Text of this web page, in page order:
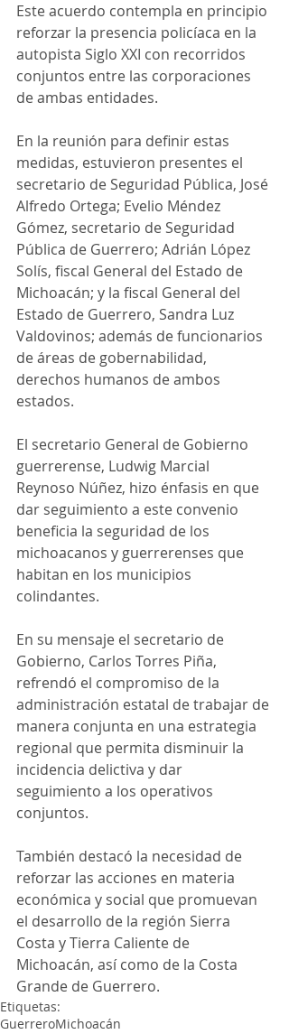
Este acuerdo contempla en principio
reforzar la presencia policíaca en la
autopista Siglo XXI con recorridos
conjuntos entre las corporaciones
de ambas entidades.
En la reunión para definir estas
medidas, estuvieron presentes el
secretario de Seguridad Pública, José
Alfredo Ortega; Evelio Méndez
Gómez, secretario de Seguridad
Pública de Guerrero; Adrián López
Solís, fiscal General del Estado de
Michoacán; y la fiscal General del
Estado de Guerrero, Sandra Luz
Valdovinos; además de funcionarios
de áreas de gobernabilidad,
derechos humanos de ambos
estados.
El secretario General de Gobierno
guerrerense, Ludwig Marcial
Reynoso Núñez, hizo énfasis en que
dar seguimiento a este convenio
beneficia la seguridad de los
michoacanos y guerrerenses que
habitan en los municipios
colindantes.
En su mensaje el secretario de
Gobierno, Carlos Torres Piña,
refrendó el compromiso de la
administración estatal de trabajar de
manera conjunta en una estrategia
regional que permita disminuir la
incidencia delictiva y dar
seguimiento a los operativos
conjuntos.
También destacó la necesidad de
reforzar las acciones en materia
económica y social que promuevan
el desarrollo de la región Sierra
Costa y Tierra Caliente de
Michoacán, así como de la Costa
Grande de Guerrero.
Etiquetas:
GuerreroMichoacán